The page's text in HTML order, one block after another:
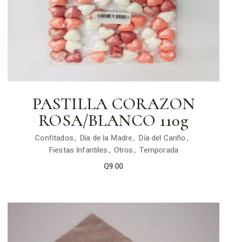
PASTILLA CORAZON
ROSA/BLANCO 110g
Confitados Día de la Madre
Día del Cariño
Fiestas Infantiles
Otros
Temporada
Q9.00